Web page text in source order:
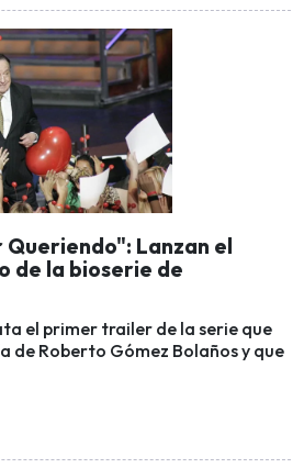
Queriendo": Lanzan el
de la bioserie de
el primer trailer de la serie que
de Roberto Gómez Bolaños y que